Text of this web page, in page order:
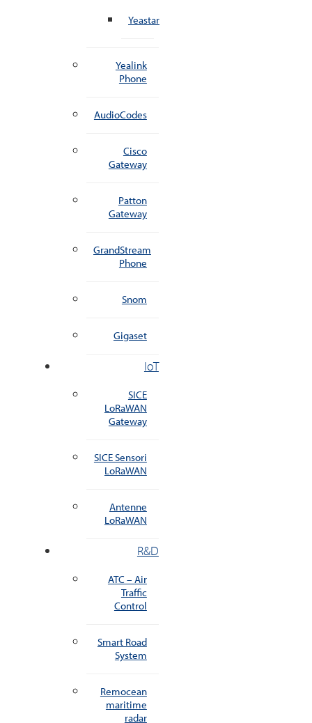
Yeastar
Yealink
Phone
AudioCodes
Cisco
Gateway
Patton
Gateway
GrandStream
Phone
Snom
Gigaset
IoT
SICE
LoRaWAN
Gateway
SICE Sensori
LoRaWAN
Antenne
LoRaWAN
R&D
ATC – Air
Traffic
Control
Smart Road
System
Remocean
maritime
radar